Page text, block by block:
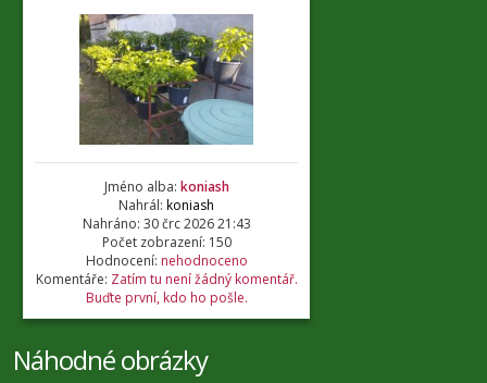
Jméno alba: koniash
Nahrál: koniash
Nahráno: 30 črc 2026 21:43
Počet zobrazení: 150
Hodnocení: nehodnoceno
Komentáře: Zatím tu není žádný komentář.
Buďte první, kdo ho pošle.
Náhodné obrázky